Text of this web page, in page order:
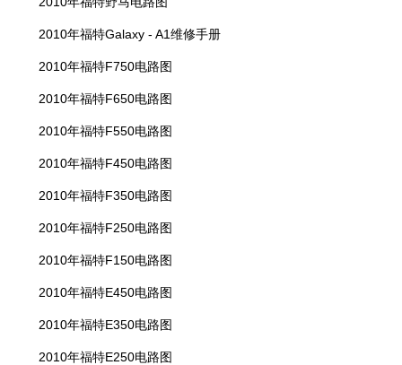
2010年福特Galaxy - A1维修手册
2010年福特F750电路图
2010年福特F650电路图
2010年福特F550电路图
2010年福特F450电路图
2010年福特F350电路图
2010年福特F250电路图
2010年福特F150电路图
2010年福特E450电路图
2010年福特E350电路图
2010年福特E250电路图